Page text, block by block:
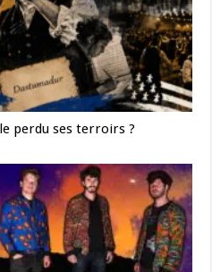
perdu ses terroirs ?